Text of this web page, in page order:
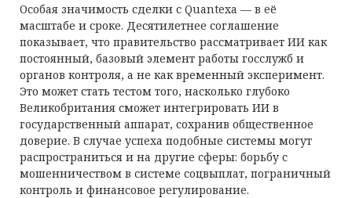
Особая значимость сделки с Quantexa — в её
масштабе и сроке. Десятилетнее соглашение
показывает, что правительство рассматривает ИИ как
постоянный, базовый элемент работы госслужб и
органов контроля, а не как временный эксперимент.
Это может стать тестом того, насколько глубоко
Великобритания сможет интегрировать ИИ в
государственный аппарат, сохранив общественное
доверие. В случае успеха подобные системы могут
распространиться и на другие сферы: борьбу с
мошенничеством в системе соцвыплат, пограничный
контроль и финансовое регулирование.